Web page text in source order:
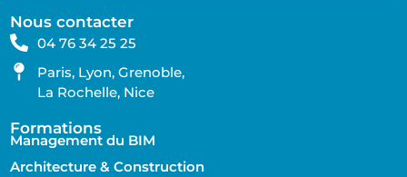
Nous contacter
04 76 34 25 25
Paris, Lyon, Grenoble,
La Rochelle, Nice
Formations
Management du BIM
Architecture & Construction